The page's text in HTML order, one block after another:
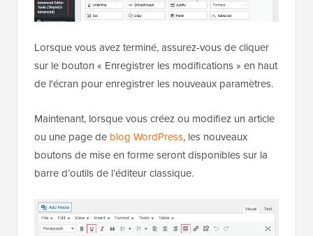
Lorsque vous avez terminé, assurez-vous de cliquer
sur le bouton « Enregistrer les modifications » en haut
de l'écran pour enregistrer les nouveaux paramètres.
Maintenant, lorsque vous créez ou modifiez un article
ou une page de blog WordPress, les nouveaux
boutons de mise en forme seront disponibles sur la
barre d’outils de l’éditeur classique.